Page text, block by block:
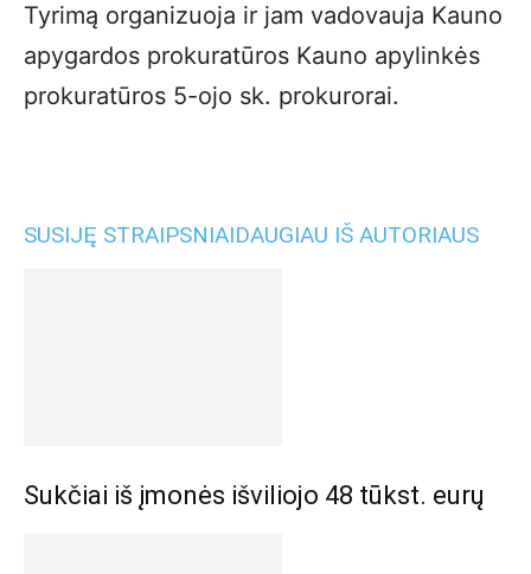
Tyrimą organizuoja ir jam vadovauja Kauno
apygardos prokuratūros Kauno apylinkės
prokuratūros 5-ojo sk. prokurorai.
SUSIJĘ STRAIPSNIAIDAUGIAU IŠ AUTORIAUS
Sukčiai iš įmonės išviliojo 48 tūkst. eurų